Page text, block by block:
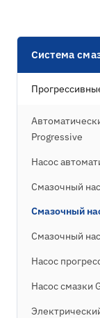
Система
Progressive
Насос
Смазочный
Смазочный
Смазочный
Насос
Насос смазки